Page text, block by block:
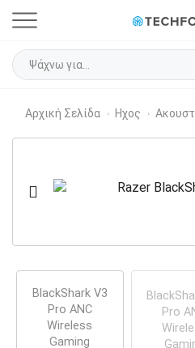
Αρχική Σελίδα › Ηχος ›